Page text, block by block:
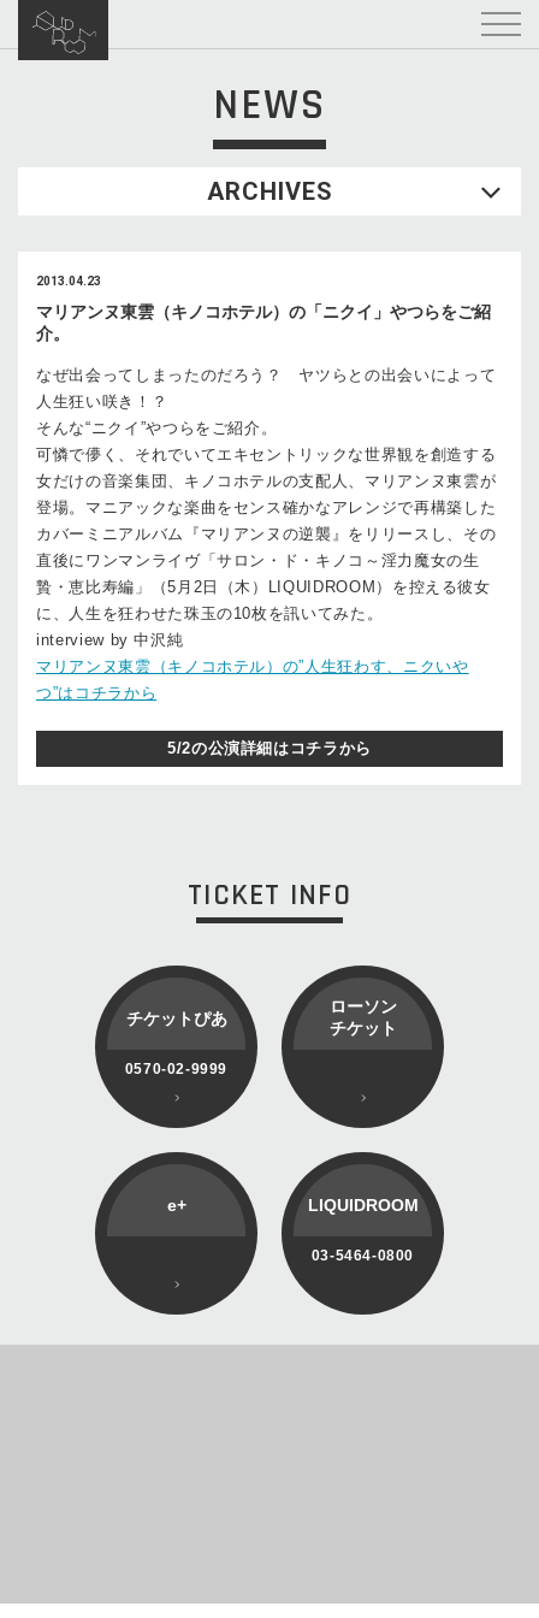
NEWS
ARCHIVES
2013.04.23
マリアンヌ東雲（キノコホテル）の「ニクイ」やつらをご紹
介。
なぜ出会ってしまったのだろう？ ヤツらとの出会いによって
人生狂い咲き！？
そんな“ニクイ”やつらをご紹介。
可憐で儚く、それでいてエキセントリックな世界観を創造する
女だけの音楽集団、キノコホテルの支配人、マリアンヌ東雲が
登場。マニアックな楽曲をセンス確かなアレンジで再構築した
カバーミニアルバム『マリアンヌの逆襲』をリリースし、その
直後にワンマンライヴ「サロン・ド・キノコ～淫力魔女の生
贄・恵比寿編」（5月2日（木）LIQUIDROOM）を控える彼女
に、人生を狂わせた珠玉の10枚を訊いてみた。
interview by 中沢純
マリアンヌ東雲（キノコホテル）の”人生狂わす、ニクいや
つ”はコチラから
5/2の公演詳細はコチラから
TICKET INFO
チケットぴあ
0570-02-9999
ローソン
チケット
e+ LIQUIDROOM
03-5464-0800